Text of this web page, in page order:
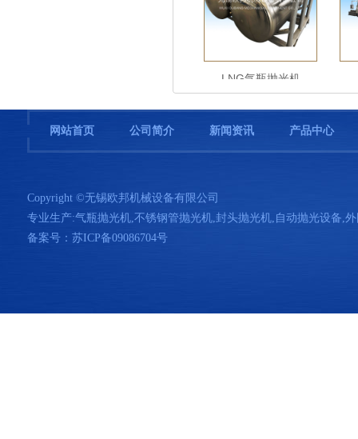
LNG气瓶抛光机
网站首页 公司简介 新闻资讯 产品中心
Copyright ©无锡欧邦机械设备有限公司
专业生产:气瓶抛光机,不锈钢管抛光机,封头抛光机, 自动抛光设备,
备案号： 苏ICP备09086704号